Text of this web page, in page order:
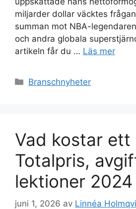
miljarder dollar väcktes
summan mot NBA-
och andra globala
artikeln får du … Läs mer
Kategorier
Branschnyheter
Vad kostar ett
Totalpris,
lektioner 2024
juni 1, 2026 av Linnéa